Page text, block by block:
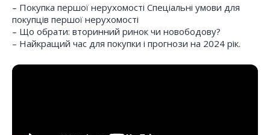
– Покупка першої нерухомості Спеціальні умови для
покупців першої нерухомості
– Що обрати: вторинний ринок чи новободову?
– Найкращий час для покупки і прогнози на 2024 рік.